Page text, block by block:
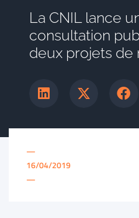
La CNIL lance
consultation
deux projets de
—
16/04/2019
—